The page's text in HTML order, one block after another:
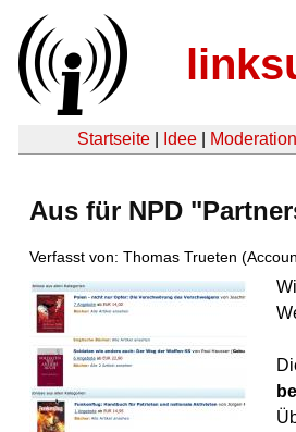
Startseite Idee Moderation
Aus für NPD
Verfasst von: Thomas Trueten